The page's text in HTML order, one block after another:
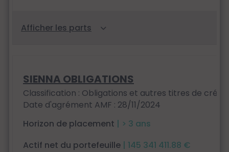
SIENNA OBLIGATIONS
Classification : Obligations et autres titres de
Date d'agrément AMF : 28/11/2024
Horizon de placement | > 3 ans
Actif net du portefeuille | 145 341 411.88 €